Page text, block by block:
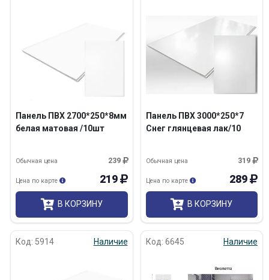
Панель ПВХ 2700*250*8мм
белая матовая /10шт
239
Обычная цена
219
Цена по карте
В КОРЗИНУ
Панель ПВХ 3000*250*7
Снег глянцевая лак/10
319
Обычная цена
289
Цена по карте
В КОРЗИНУ
Код: 5914 Наличие Код: 6645 Наличие